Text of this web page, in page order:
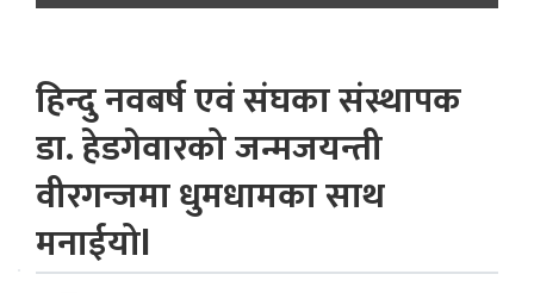
हिन्दु नवबर्ष एवं संघका संस्थापक
डा. हेडगेवारको जन्मजयन्ती
वीरगन्जमा धुमधामका साथ
मनाईयोl